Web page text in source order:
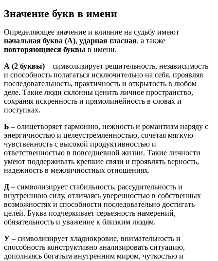
Значение букв в имени
Определяющее значение и влияние на судьбу имеют
начальная буква (А), ударная гласная, а также
повторяющиеся буквы в имени.
А (2 буквы) – символизирует решительность, независимость
и способность полагаться исключительно на себя, проявляя
последовательность, практичность и открытость в любом
деле. Такие люди склонны ценить личное пространство,
сохраняя искренность и прямолинейность в словах и
поступках.
Б – олицетворяет гармонию, нежность и романтизм наряду с
энергичностью и целеустремленностью, сочетая мягкую
чувственность с высокой продуктивностью и
ответственностью в повседневной жизни. Такие личности
умеют поддерживать крепкие связи и проявлять верность,
надежность в межличностных отношениях.
Д – символизирует стабильность, рассудительность и
внутреннюю силу, отличаясь уверенностью в собственных
возможностях и способности последовательно достигать
целей. Буква подчеркивает серьезность намерений,
обязательность и уважение к близким людям.
У – символизирует хладнокровие, внимательность и
способность конструктивно анализировать ситуацию,
дополняясь богатым внутренним миром, чуткостью и